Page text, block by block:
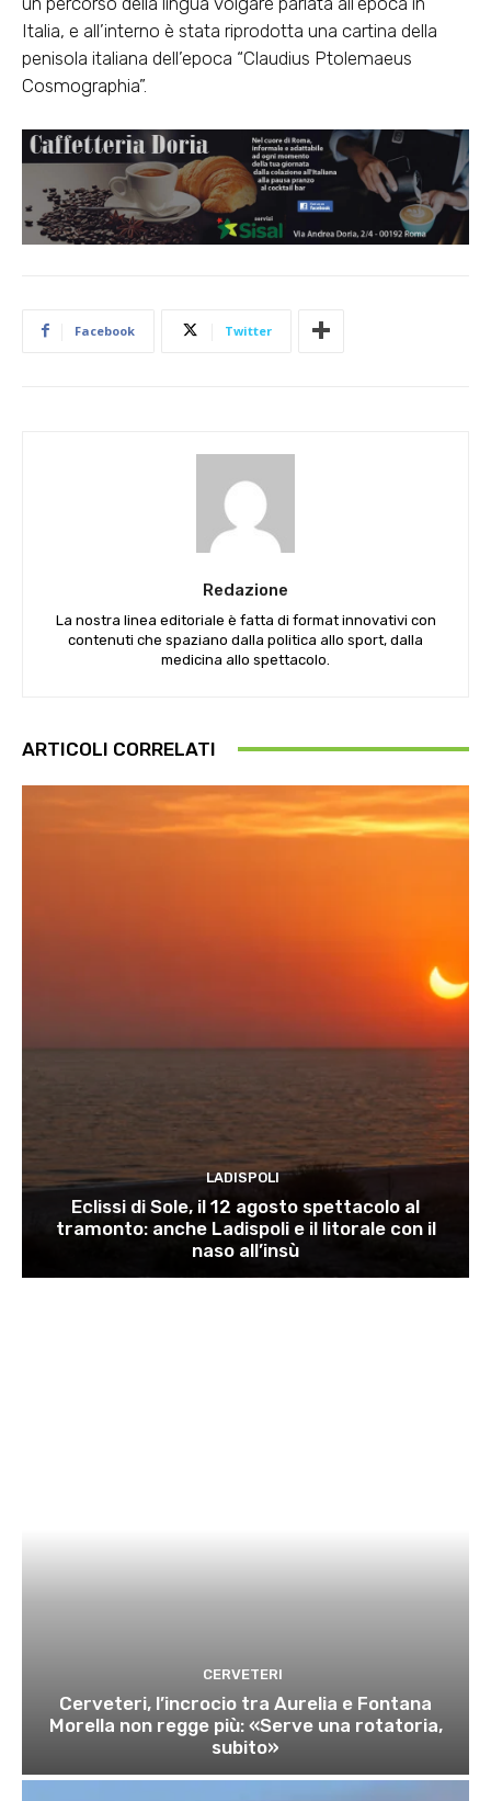
Italia, e all’interno è stata riprodotta una cartina della
penisola italiana dell’epoca “Claudius Ptolemaeus
Cosmographia”.
Facebook Twitter
Redazione
La nostra linea editoriale è fatta di format innovativi con
contenuti che spaziano dalla politica allo sport, dalla
medicina allo spettacolo.
ARTICOLI CORRELATI
LADISPOLI
Eclissi di Sole, il 12 agosto spettacolo al
tramonto: anche Ladispoli e il litorale con il
naso all’insù
CERVETERI
Cerveteri, l’incrocio tra Aurelia e Fontana
Morella non regge più: «Serve una rotatoria,
subito»